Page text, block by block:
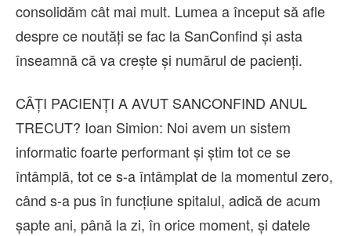
consolidăm cât mai mult. Lumea a început să afle
despre ce noutăți se fac la SanConfind și asta
înseamnă că va crește și numărul de pacienți.
CÂȚI PACIENȚI A AVUT SANCONFIND ANUL
TRECUT? Ioan Simion: Noi avem un sistem
informatic foarte performant și știm tot ce se
întâmplă, tot ce s-a întâmplat de la momentul zero,
când s-a pus în funcțiune spitalul, adică de acum
șapte ani, până la zi, în orice moment, și datele